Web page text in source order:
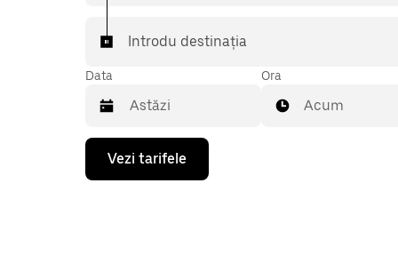
Introdu destinația
Data
Pentru
deschide
Ora
Acum
Vezi tarifele